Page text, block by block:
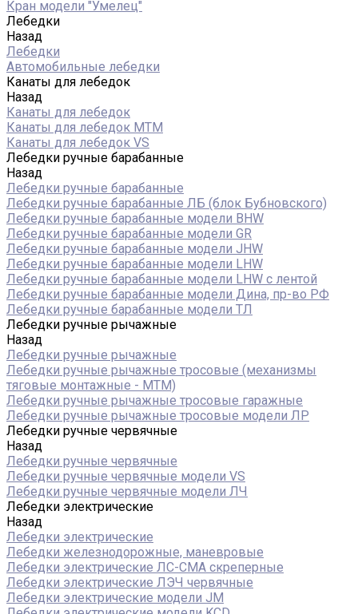
Кран модели "Умелец"
Лебедки
Назад
Лебедки
Автомобильные лебедки
Канаты для лебедок
Назад
Канаты для лебедок
Канаты для лебедок MTM
Канаты для лебедок VS
Лебедки ручные барабанные
Назад
Лебедки ручные барабанные
Лебедки ручные барабанные ЛБ (блок Бубновского)
Лебедки ручные барабанные модели BHW
Лебедки ручные барабанные модели GR
Лебедки ручные барабанные модели JHW
Лебедки ручные барабанные модели LHW
Лебедки ручные барабанные модели LHW c лентой
Лебедки ручные барабанные модели Дина, пр-во РФ
Лебедки ручные барабанные модели ТЛ
Лебедки ручные рычажные
Назад
Лебедки ручные рычажные
Лебедки ручные рычажные тросовые (механизмы
тяговые монтажные - МТМ)
Лебедки ручные рычажные тросовые гаражные
Лебедки ручные рычажные тросовые модели ЛР
Лебедки ручные червячные
Назад
Лебедки ручные червячные
Лебедки ручные червячные модели VS
Лебедки ручные червячные модели ЛЧ
Лебедки электрические
Назад
Лебедки электрические
Лебедки железнодорожные, маневровые
Лебедки электрические ЛС-СМА скреперные
Лебедки электрические ЛЭЧ червячные
Лебедки электрические модели JM